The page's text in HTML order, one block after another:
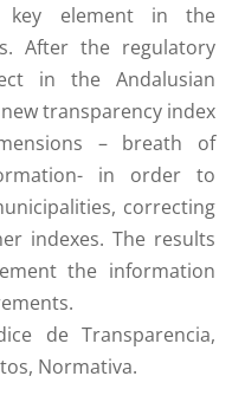
key element in the
After the regulatory
in the Andalusian
transparency index
– breath of
in order to
correcting
indexes. The results
the information
de Transparencia,
Normativa.